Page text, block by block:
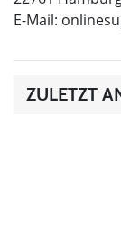
E-Mail:
ZULETZT